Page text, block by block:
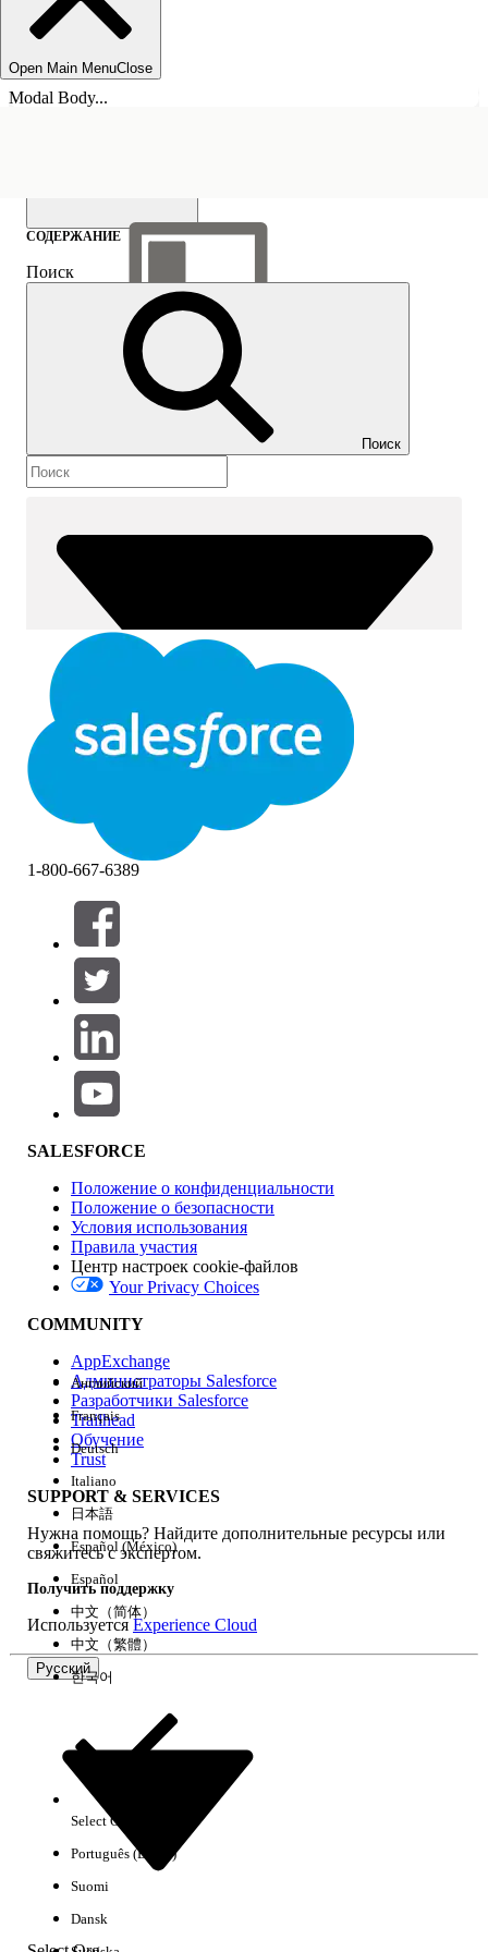
Open Main MenuClose
Modal Body...
Показать содержание
Содержание
СОДЕРЖАНИЕ
Поиск
Поиск
Фильтровать по (0)
ВЫБРАТЬ ФИЛЬТРЫ
Область продуктов
Влияние на функции
Версия
Возможности
Очистить все Готово
Результаты отсутствуют
Проверьте орфографию ключевых слов.
1-800-667-6389
SALESFORCE
Положение о конфиденциальности
Положение о безопасности
Условия использования
Правила участия
Центр настроек cookie-файлов
Your Privacy Choices
COMMUNITY
AppExchange
Администраторы Salesforce
Разработчики Salesforce
Trailhead
Обучение
Trust
SUPPORT & SERVICES
Нужна помощь? Найдите дополнительные ресурсы или
свяжитесь с экспертом.
Получить поддержку
ИспользуетсяExperience Cloud
Русский
Английский
Français
Deutsch
Italiano
日本語
Español (México)
Español
中文（简体）
中文（繁體）
한국어
Select Org
Português (Brasil)
Suomi
Dansk